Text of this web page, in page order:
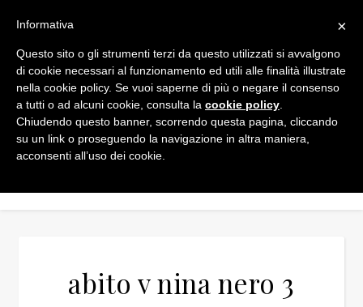
abito v nina nero 3
×
Informativa
Questo sito o gli strumenti terzi da questo utilizzati si avvalgono
di cookie necessari al funzionamento ed utili alle finalità illustrate
nella cookie policy. Se vuoi saperne di più o negare il consenso
a tutti o ad alcuni cookie, consulta la cookie policy
Chiudendo questo banner, scorrendo questa pagina, cliccando
su un link o proseguendo la navigazione in altra maniera,
acconsenti all’uso dei cookie.